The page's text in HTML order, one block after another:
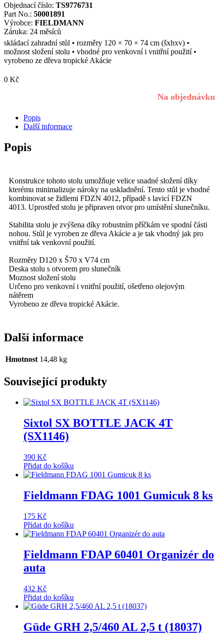
Objednací číslo: TS9776731
Part No.: 50001891
Výrobce: FIELDMANN
Záruka: 24 měsíců
skládací zahradní stůl • rozměry 120 × 70 × 74 cm (šxhxv) •
možnost složení stolu • vhodné pro venkovní i vnitřní použití •
vyrobeno ze dřeva tropické Akácie
0 Kč
Na objednávku
Popis
Další informace
Popis
Konstrukce tohoto stolu umožňuje velice snadné složení díky
kterému minimalizuje nároky na uskladnění. Tento stůl je vhodné
kombinovat se židlemi FDZN 4012, případě s lavicí FDZN
4013. Uprostřed stolu je připraven otvor pro umístění slunečníku.
Stabilita stolu je zvýšena díky robustním příčkám ve spodní části
nohou. Stůl je vyroben ze dřeva Akácie a je tak vhodný jak pro
vnitřní tak venkovní použití.
Rozměry D120 x Š70 x V74 cm
Deska stolu s otvorem pro slunečník
Moznost složení stolu
Určeno pro venkovní i vnitřní použití, ošetřeno olejovým
nátěrem
Vyrobeno ze dřeva tropické Akácie.
Další informace
Hmotnost 14,48 kg
Související produkty
Sixtol SX BOTTLE JACK 4T
(SX1146)
390 Kč
Přidat do košíku
Fieldmann FDAG 1001 Gumicuk 8 ks
175 Kč
Přidat do košíku
Fieldmann FDAP 60401 Organizér do
auta
432 Kč
Přidat do košíku
Güde GRH 2,5/460 AL 2,5 t (18037)